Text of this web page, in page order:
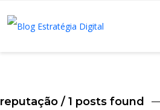
reputação / 1 posts found